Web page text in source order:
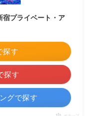
宿プライベート・ア
探す
探す
グで探す